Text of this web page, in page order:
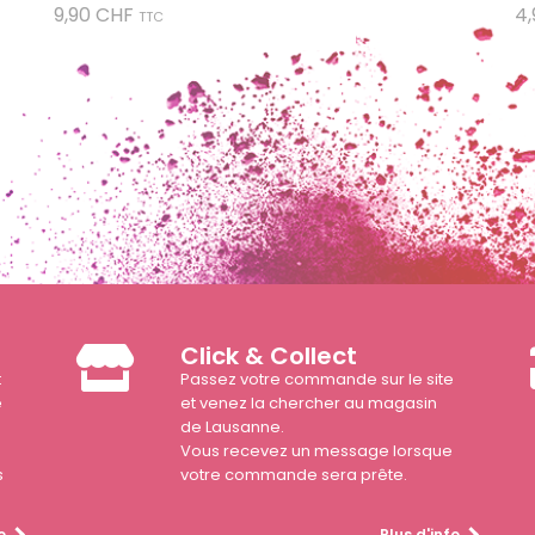
9,90 CHF Prix
TTC
Click & Collect
Passez votre commande sur le site
et venez la chercher au magasin
de Lausanne.
Vous recevez un message lorsque
votre commande sera prête.